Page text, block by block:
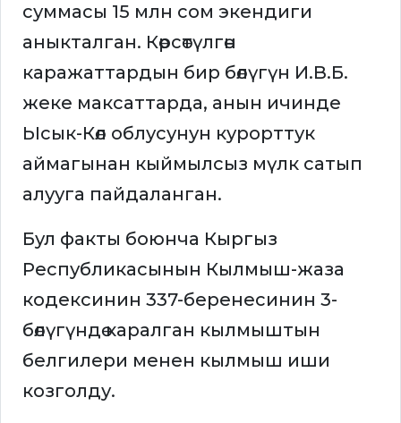
суммасы 15 млн сом экендиги
аныкталган. Көрсөтүлгөн
каражаттардын бир бөлүгүн И.В.Б.
жеке максаттарда, анын ичинде
Ысык-Көл облусунун курорттук
аймагынан кыймылсыз мүлк сатып
алууга пайдаланган.
Бул факты боюнча Кыргыз
Республикасынын Кылмыш-жаза
кодексинин 337-беренесинин 3-
бөлүгүндө каралган кылмыштын
белгилери менен кылмыш иши
козголду.